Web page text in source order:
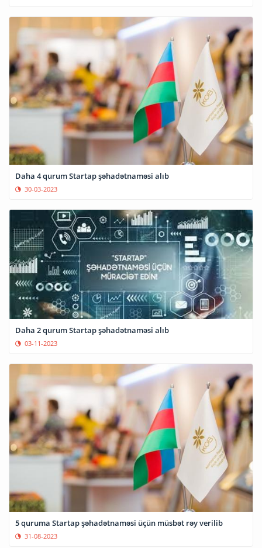
Daha 4 qurum Startap şəhadətnaməsi alıb
30-03-2023
Daha 2 qurum Startap şəhadətnaməsi alıb
03-11-2023
5 quruma Startap şəhadətnaməsi üçün müsbət rəy verilib
31-08-2023